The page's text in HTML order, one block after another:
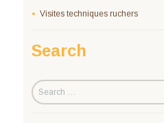
Visites techniques ruchers
Search